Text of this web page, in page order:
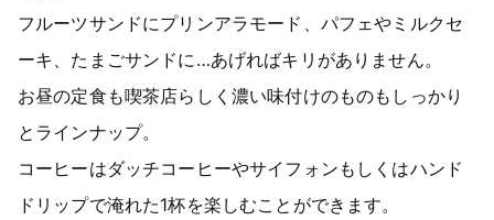
フルーツサンドにプリンアラモード、パフェやミルクセ
ーキ、たまごサンドに…あげればキリがありません。
お昼の定食も喫茶店らしく濃い味付けのものもしっかり
とラインナップ。
コーヒーはダッチコーヒーやサイフォンもしくはハンド
ドリップで淹れた1杯を楽しむことができます。